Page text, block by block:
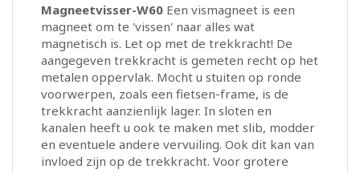
Magneetvisser-W60 Een vismagneet is een
magneet om te 'vissen' naar alles wat
magnetisch is. Let op met de trekkracht! De
aangegeven trekkracht is gemeten recht op het
metalen oppervlak. Mocht u stuiten op ronde
voorwerpen, zoals een fietsen-frame, is de
trekkracht aanzienlijk lager. In sloten en
kanalen heeft u ook te maken met slib, modder
en eventuele andere vervuiling. Ook dit kan van
invloed zijn op de trekkracht. Voor grotere